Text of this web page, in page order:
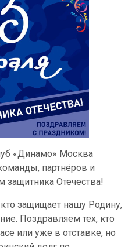
«Динамо» Москва
партнёров и
Отечества!
защищает нашу Родину,
Поздравляем тех, кто
или уже в отставке, но